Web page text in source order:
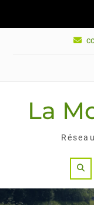
La